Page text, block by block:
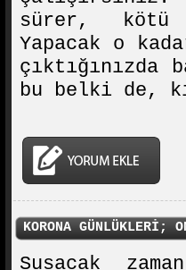
sürer, kötü
Yapacak o
çıktığınızda
bu belki de,
KORONA
Susacak